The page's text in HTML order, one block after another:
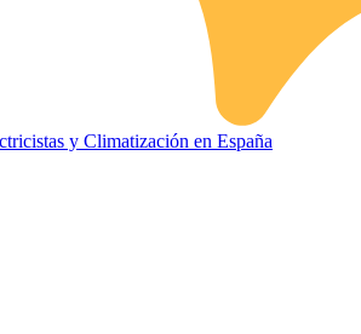
y Climatización en España